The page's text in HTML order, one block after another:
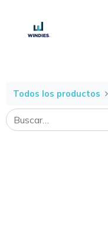
Todos los productos